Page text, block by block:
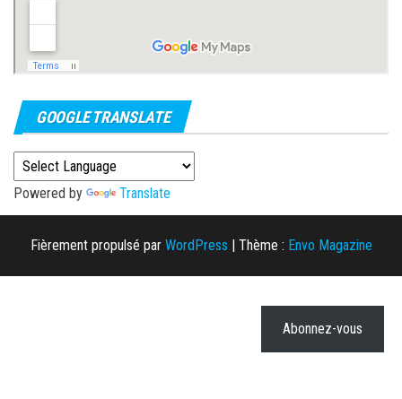
GOOGLE TRANSLATE
Powered by Translate
Fièrement propulsé par WordPress | Thème : Envo Magazine
Abonnez-vous